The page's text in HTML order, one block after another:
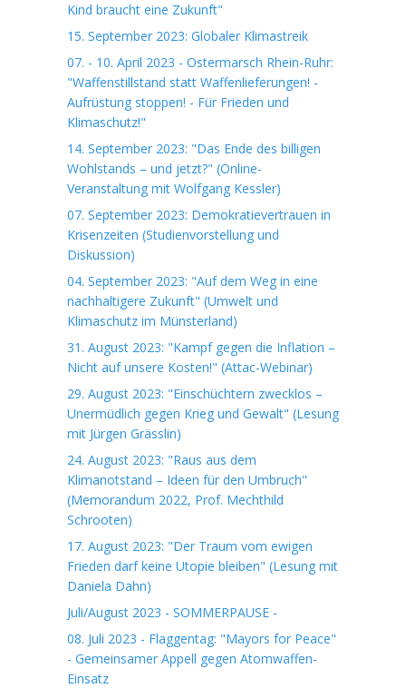
Kind braucht eine Zukunft"
15. September 2023: Globaler Klimastreik
07. - 10. April 2023 - Ostermarsch Rhein-Ruhr:
"Waffenstillstand statt Waffenlieferungen! -
Aufrüstung stoppen! - Für Frieden und
Klimaschutz!"
14. September 2023: "Das Ende des billigen
Wohlstands – und jetzt?" (Online-
Veranstaltung mit Wolfgang Kessler)
07. September 2023: Demokratievertrauen in
Krisenzeiten (Studienvorstellung und
Diskussion)
04. September 2023: "Auf dem Weg in eine
nachhaltigere Zukunft" (Umwelt und
Klimaschutz im Münsterland)
31. August 2023: "Kampf gegen die Inflation –
Nicht auf unsere Kosten!" (Attac-Webinar)
29. August 2023: "Einschüchtern zwecklos –
Unermüdlich gegen Krieg und Gewalt" (Lesung
mit Jürgen Grässlin)
24. August 2023: "Raus aus dem
Klimanotstand – Ideen für den Umbruch"
(Memorandum 2022, Prof. Mechthild
Schrooten)
17. August 2023: "Der Traum vom ewigen
Frieden darf keine Utopie bleiben" (Lesung mit
Daniela Dahn)
Juli/August 2023 - SOMMERPAUSE -
08. Juli 2023 - Flaggentag: "Mayors for Peace"
- Gemeinsamer Appell gegen Atomwaffen-
Einsatz